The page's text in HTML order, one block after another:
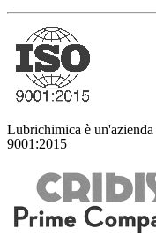
Lubrichimica è
9001:2015